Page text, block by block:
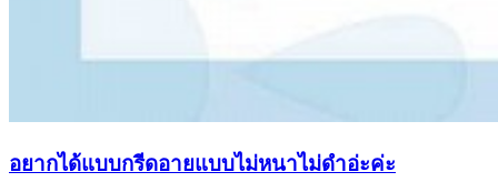
อยากได้แบบกรีดอายแบบไม่หนาไม่ดำอ่ะค่ะ